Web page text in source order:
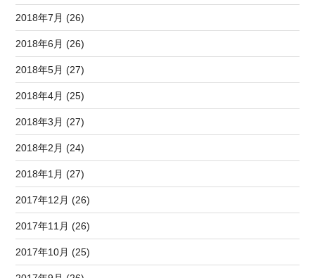
2018年7月 (26)
2018年6月 (26)
2018年5月 (27)
2018年4月 (25)
2018年3月 (27)
2018年2月 (24)
2018年1月 (27)
2017年12月 (26)
2017年11月 (26)
2017年10月 (25)